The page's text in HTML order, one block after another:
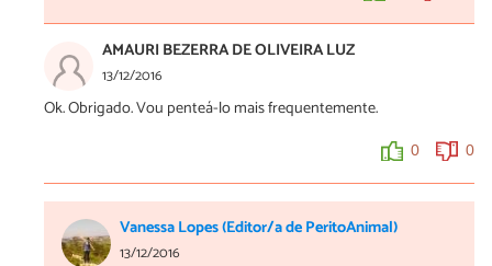
AMAURI BEZERRA DE OLIVEIRA LUZ
13/12/2016
Ok. Obrigado. Vou penteá-lo mais frequentemente.
0 0
Vanessa Lopes (Editor/a de PeritoAnimal)
13/12/2016